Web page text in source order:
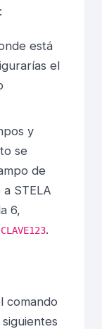
está
el
y
se
de
STELA
6,
CLAVE123.
comando